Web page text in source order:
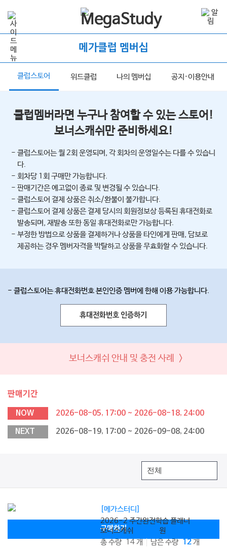
메가클럽 멤버십
클럽스토어 위드클럽 나의 멤버십 공지·이용안내
클럽멤버라면 누구나 참여할 수 있는 스토어!
보너스캐쉬만 준비하세요!
- 클럽스토어는 월 2회 운영되며, 각 회차의 운영일수는 다를 수 있습니
다.
- 회차당 1회 구매만 가능합니다.
- 판매기간은 예고없이 종료 및 변경될 수 있습니다.
- 클럽스토어 결제 상품은 취소/환불이 불가합니다.
- 클럽스토어 결제 상품은 결제 당시의 회원정보상 등록된 휴대전화로
발송되며, 재발송 또한 동일 휴대전화로만 가능합니다.
- 부정한 방법으로 상품을 결제하거나 상품을 타인에게 판매, 담보로
제공하는 경우 멤버자격을 박탈하고 상품을 무효화할 수 있습니다.
- 클럽스토어는 휴대전화번호 본인인증 멤버에 한해 이용 가능합니다.
휴대전화번호 인증하기
보너스캐쉬 안내 및 충전 사례 >
판매기간
NOW 2026-08-05, 17:00 ~ 2026-08-18, 24:00
NEXT 2026-08-19, 17:00 ~ 2026-09-08, 24:00
[메가스터디]
2026-2 주간완전학습 플래너
보너스캐쉬
원
총 수량 14 개
남은 수량 12개
구매하기